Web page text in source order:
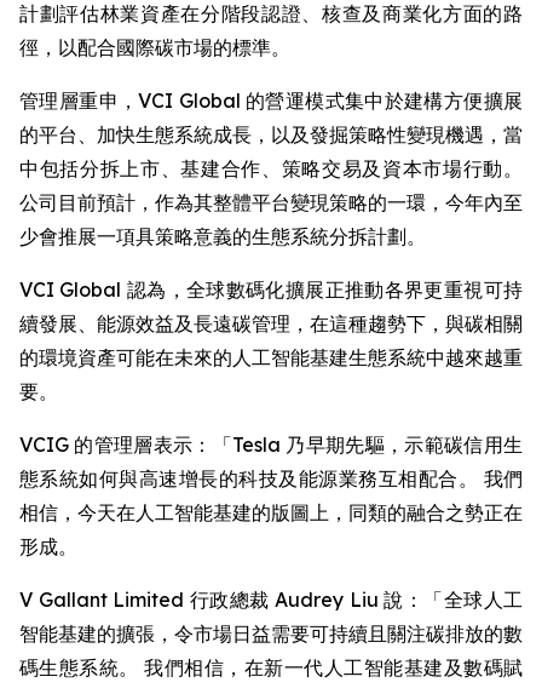
計劃評估林業資產在分階段認證、核查及商業化方面的路
徑，以配合國際碳市場的標準。
管理層重申，VCI Global 的營運模式集中於建構方便擴展
的平台、加快生態系統成長，以及發掘策略性變現機遇，當
中包括分拆上市、基建合作、策略交易及資本市場行動。
公司目前預計，作為其整體平台變現策略的一環，今年內至
少會推展一項具策略意義的生態系統分拆計劃。
VCI Global 認為，全球數碼化擴展正推動各界更重視可持
續發展、能源效益及長遠碳管理，在這種趨勢下，與碳相關
的環境資產可能在未來的人工智能基建生態系統中越來越重
要。
VCIG 的管理層表示：「Tesla 乃早期先驅，示範碳信用生
態系統如何與高速增長的科技及能源業務互相配合。 我們
相信，今天在人工智能基建的版圖上，同類的融合之勢正在
形成。
V Gallant Limited 行政總裁 Audrey Liu 說：「全球人工
智能基建的擴張，令市場日益需要可持續且關注碳排放的數
碼生態系統。 我們相信，在新一代人工智能基建及數碼賦